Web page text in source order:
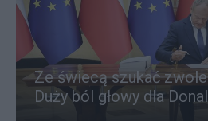
Ze świecą szukać
Duży ból głowy dla